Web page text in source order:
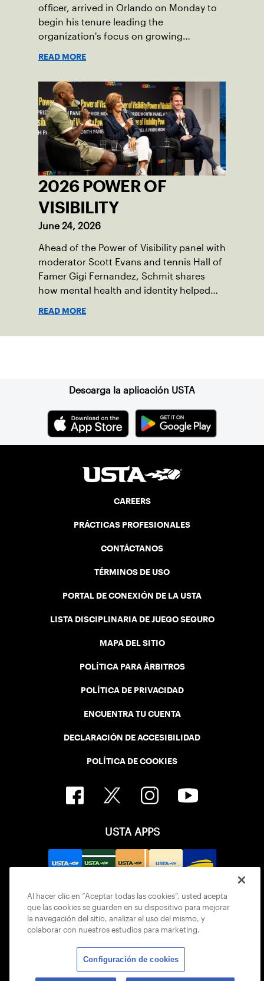
officer, arrived in Orlando on Monday to
begin his tenure leading the
organization's focus on growing
READ MORE
2026 POWER OF
VISIBILITY
June 24, 2026
Ahead of the Power of Visibility panel with
moderator Scott Evans and tennis Hall of
Famer Gigi Fernandez, Schmit shares
how mental health and identity helped
READ MORE
Descarga la aplicación USTA
CAREERS
PRÁCTICAS PROFESIONALES
CONTÁCTANOS
TÉRMINOS DE USO
PORTAL DE CONEXIÓN DE LA USTA
LISTA DISCIPLINARIA DE JUEGO SEGURO
MAPA DEL SITIO
POLÍTICA PARA ÁRBITROS
POLÍTICA DE PRIVACIDAD
ENCUENTRA TU CUENTA
DECLARACIÓN DE ACCESIBILIDAD
POLÍTICA DE COOKIES
USTA APPS
© 2026 USTA ALL RIGHTS RESERVED
Al hacer clic en “Aceptar todas las cookies”, usted acepta
que las cookies se guarden en su dispositivo para mejorar
la navegación del sitio, analizar el uso del mismo, y
colaborar con nuestros estudios para marketing.
Configuración de cookies